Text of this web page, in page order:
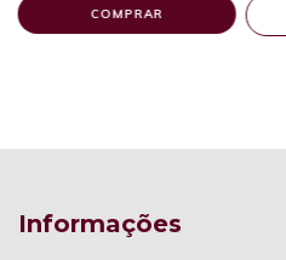
COMPRAR
Informações